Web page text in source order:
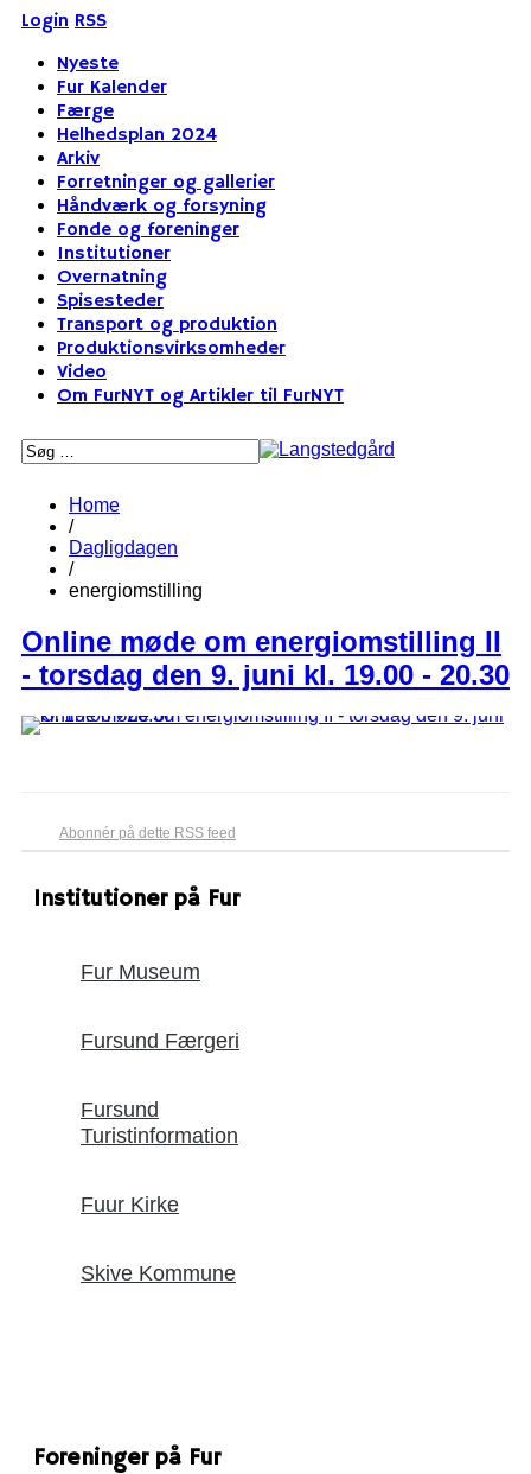
Login RSS
Nyeste
Fur Kalender
Færge
Helhedsplan 2024
Arkiv
Forretninger og gallerier
Håndværk og forsyning
Fonde og foreninger
Institutioner
Overnatning
Spisesteder
Transport og produktion
Produktionsvirksomheder
Video
Om FurNYT og Artikler til FurNYT
Home
/
Dagligdagen
/
energiomstilling
Online møde om energiomstilling II
- torsdag den 9. juni kl. 19.00 - 20.30
Abonnér på dette RSS feed
Institutioner på Fur
Fur Museum
Fursund Færgeri
Fursund
Turistinformation
Fuur Kirke
Skive Kommune
Foreninger på Fur